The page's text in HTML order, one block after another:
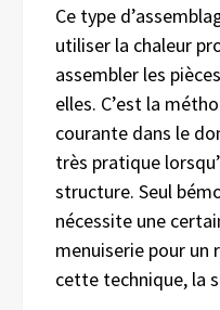
Ce type
utiliser la chaleur
assembler les
elles. C’est la
courante dans le
très pratique
structure. Seul
nécessite une
menuiserie pour
cette technique, la